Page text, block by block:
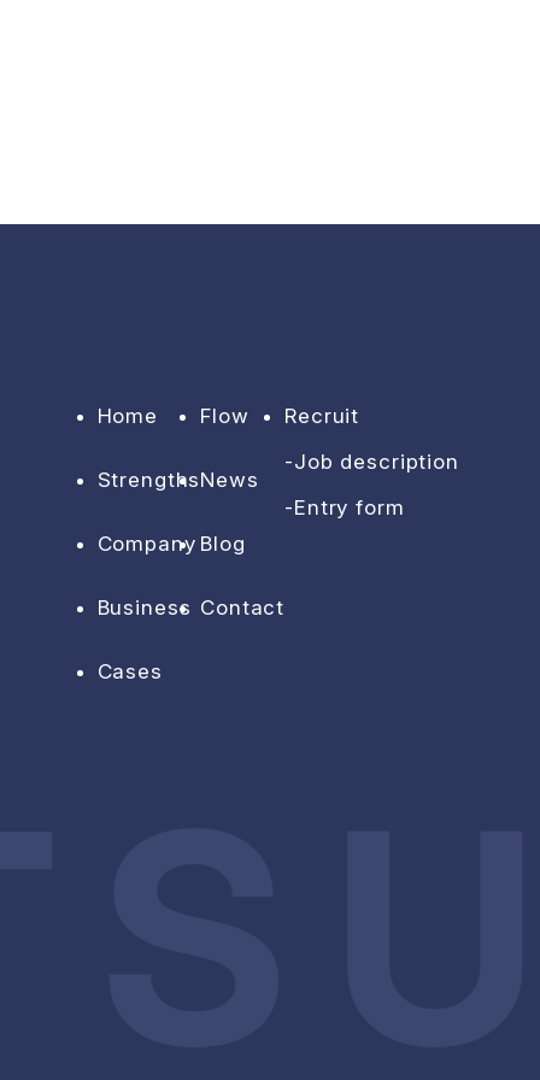
Home
Strengths
Company
Business
Cases
Flow
News
Blog
Contact
Recruit
Job description
Entry form